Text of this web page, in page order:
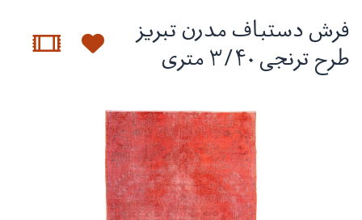
فرش دستباف مدرن تبریز
طرح ترنجی ۳/۴۰ متری